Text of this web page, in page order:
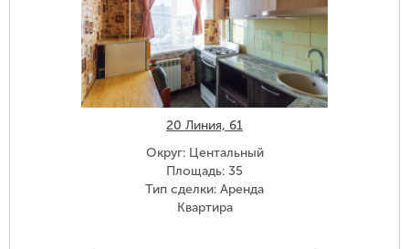
20 Линия, 61
Округ: Центальный
Площадь: 35
Тип сделки: Аренда
Квартира